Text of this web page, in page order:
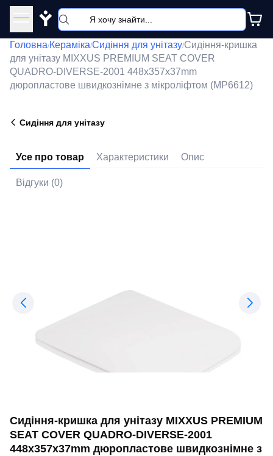
Y
Головна/Кераміка/Сидіння для унітазу/Сидіння-кришка
для унітазу MIXXUS PREMIUM SEAT COVER
QUADRO-DIVERSE-2001 448х357х37mm
дюропластове швидкознімне з мікроліфтом (MP6612)
Сидіння для унітазу
Усе про товар Характеристики Опис
Відгуки (0)
Сидіння-кришка для унітазу MIXXUS PREMIUM
SEAT COVER QUADRO-DIVERSE-2001
448х357х37mm дюропластове швидкознімне з